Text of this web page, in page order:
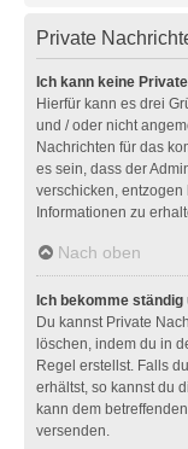
Private
Ich kann keine
Hierfür kann es drei
und / oder nicht
Nachrichten für das
es sein, dass der
verschicken, entzogen
Informationen zu
Nach oben
Ich bekomme
Du kannst Private
löschen, indem du in
Regel erstellst. Falls
erhältst, so kannst du
kann dem
versenden.